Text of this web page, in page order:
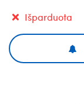
Išparduota